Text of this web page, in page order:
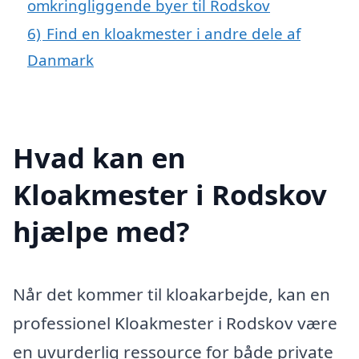
omkringliggende byer til Rodskov
6) Find en kloakmester i andre dele af
Danmark
Hvad kan en
Kloakmester i Rodskov
hjælpe med?
Når det kommer til kloakarbejde, kan en
professionel Kloakmester i Rodskov være
en uvurderlig ressource for både private